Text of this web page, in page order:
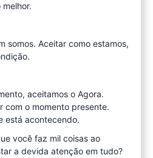
somos. Aceitar como estamos,
aceitamos o Agora.
com o momento presente.
está acontecendo.
você faz mil coisas ao
a devida atenção em tudo?